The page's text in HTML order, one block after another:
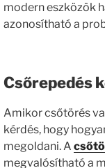
modern eszközök
azonosítható a
Csőrepedés
Amikor csőtörés
kérdés, hogy
megoldani. A
megvalósítható a